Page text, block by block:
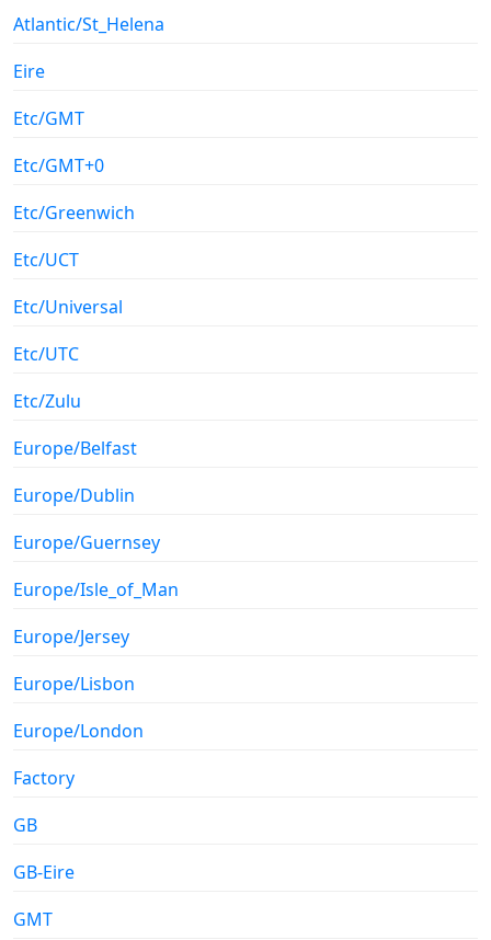
Atlantic/St_Helena
Eire
Etc/GMT
Etc/GMT+0
Etc/Greenwich
Etc/UCT
Etc/Universal
Etc/UTC
Etc/Zulu
Europe/Belfast
Europe/Dublin
Europe/Guernsey
Europe/Isle_of_Man
Europe/Jersey
Europe/Lisbon
Europe/London
Factory
GB
GB-Eire
GMT